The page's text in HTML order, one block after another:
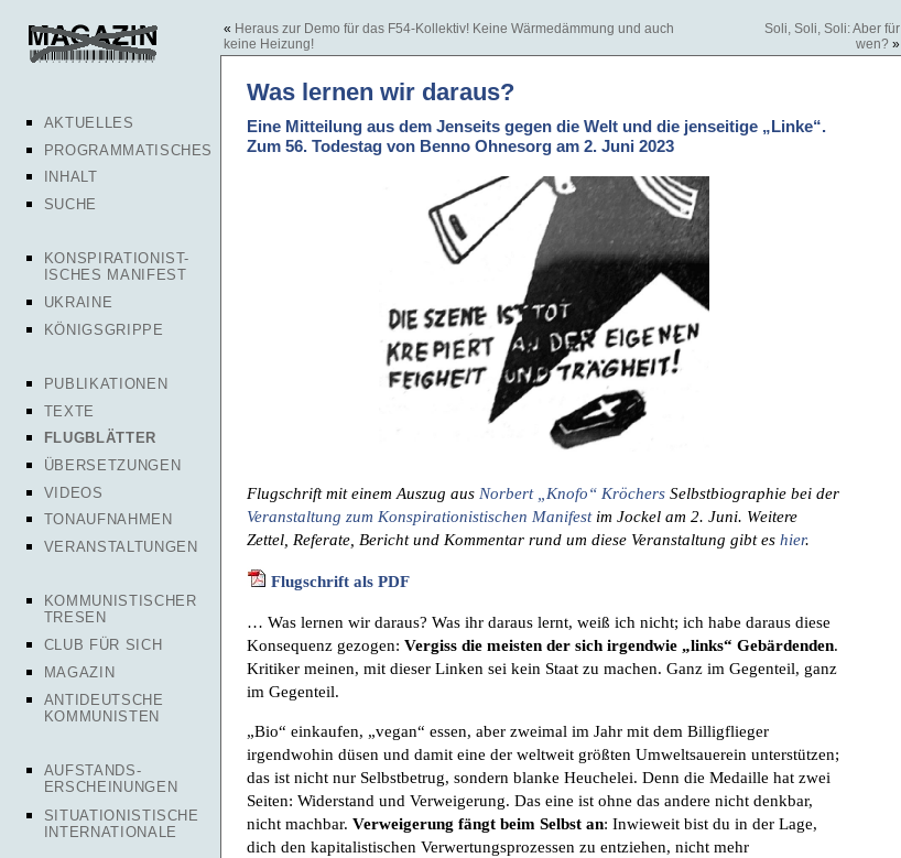
AKTUELLES
PROGRAMMATISCHES
INHALT
SUCHE
KONSPIRATIONIST-
ISCHES MANIFEST
UKRAINE
KÖNIGSGRIPPE
PUBLIKATIONEN
TEXTE
FLUGBLÄTTER
ÜBERSETZUNGEN
VIDEOS
TONAUFNAHMEN
VERANSTALTUNGEN
KOMMUNISTISCHER
TRESEN
CLUB FÜR SICH
MAGAZIN
ANTIDEUTSCHE
KOMMUNISTEN
AUFSTANDS-
ERSCHEINUNGEN
SITUATIONISTISCHE
INTERNATIONALE
« Heraus zur Demo für das F54-Kollektiv! Keine Wärmedämmung und auch
keine Heizung!
Soli, Soli, Soli: Aber für
wen? »
Was lernen wir daraus?
Eine Mitteilung aus dem Jenseits gegen die Welt und die jenseitige „Linke“.
Zum 56. Todestag von Benno Ohnesorg am 2. Juni 2023
Flugschrift mit einem Auszug aus Norbert „Knofo“ Kröchers Selbstbiographie bei der
Veranstaltung zum Konspirationistischen Manifestim Jockel am 2. Juni. Weitere
Zettel, Referate, Bericht und Kommentar rund um diese Veranstaltung gibt es hier.
Flugschrift als PDF
… Was lernen wir daraus? Was ihr daraus lernt, weiß ich nicht; ich habe daraus diese
Konsequenz gezogen: Vergiss die meisten der sich irgendwie „links“ Gebärdenden.
Kritiker meinen, mit dieser Linken sei kein Staat zu machen. Ganz im Gegenteil, ganz
im Gegenteil.
„Bio“ einkaufen, „vegan“ essen, aber zweimal im Jahr mit dem Billigflieger
irgendwohin düsen und damit eine der weltweit größten Umweltsauerein unterstützen;
das ist nicht nur Selbstbetrug, sondern blanke Heuchelei. Denn die Medaille hat zwei
Seiten: Widerstand und Verweigerung. Das eine ist ohne das andere nicht denkbar,
nicht machbar. Verweigerung fängt beim Selbst an: Inwieweit bist du in der Lage,
dich den kapitalistischen Verwertungsprozessen zu entziehen, nicht mehr